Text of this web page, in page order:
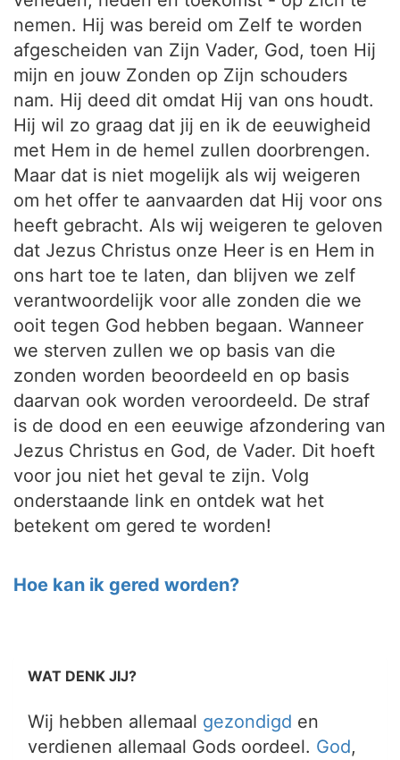
nemen. Hij was bereid om Zelf te worden
afgescheiden van Zijn Vader, God, toen Hij
mijn en jouw Zonden op Zijn schouders
nam. Hij deed dit omdat Hij van ons houdt.
Hij wil zo graag dat jij en ik de eeuwigheid
met Hem in de hemel zullen doorbrengen.
Maar dat is niet mogelijk als wij weigeren
om het offer te aanvaarden dat Hij voor ons
heeft gebracht. Als wij weigeren te geloven
dat Jezus Christus onze Heer is en Hem in
ons hart toe te laten, dan blijven we zelf
verantwoordelijk voor alle zonden die we
ooit tegen God hebben begaan. Wanneer
we sterven zullen we op basis van die
zonden worden beoordeeld en op basis
daarvan ook worden veroordeeld. De straf
is de dood en een eeuwige afzondering van
Jezus Christus en God, de Vader. Dit hoeft
voor jou niet het geval te zijn. Volg
onderstaande link en ontdek wat het
betekent om gered te worden!
Hoe kan ik gered worden?
WAT DENK JIJ?
Wij hebben allemaal gezondigd en
verdienen allemaal Gods oordeel. God,